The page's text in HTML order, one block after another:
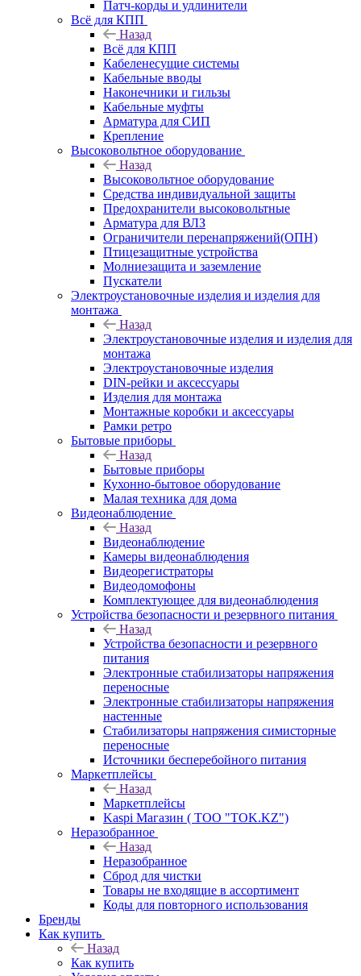
Патч-корды и удлинители
Всё для КПП
Назад
Всё для КПП
Кабеленесущие системы
Кабельные вводы
Наконечники и гильзы
Кабельные муфты
Арматура для СИП
Крепление
Высоковольтное оборудование
Назад
Высоковольтное оборудование
Средства индивидуальной защиты
Предохранители высоковольтные
Арматура для ВЛЗ
Ограничители перенапряжений(ОПН)
Птицезащитные устройства
Молниезащита и заземление
Пускатели
Электроустановочные изделия и изделия для
монтажа
Назад
Электроустановочные изделия и изделия для
монтажа
Электроустановочные изделия
DIN-рейки и аксессуары
Изделия для монтажа
Монтажные коробки и аксессуары
Рамки ретро
Бытовые приборы
Назад
Бытовые приборы
Кухонно-бытовое оборудование
Малая техника для дома
Видеонаблюдение
Назад
Видеонаблюдение
Камеры видеонаблюдения
Видеорегистраторы
Видеодомофоны
Комплектующее для видеонаблюдения
Устройства безопасности и резервного питания
Назад
Устройства безопасности и резервного
питания
Электронные стабилизаторы напряжения
переносные
Электронные стабилизаторы напряжения
настенные
Стабилизаторы напряжения симисторные
переносные
Источники бесперебойного питания
Маркетплейсы
Назад
Маркетплейсы
Kaspi Магазин ( ТОО "TOK.KZ")
Неразобранное
Назад
Неразобранное
Сброд для чистки
Товары не входящие в ассортимент
Коды для повторного использования
Бренды
Как купить
Назад
Как купить